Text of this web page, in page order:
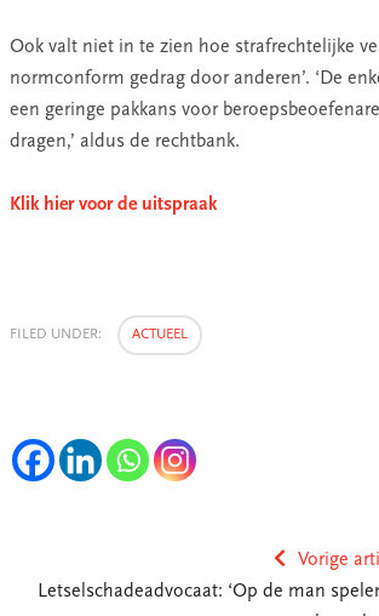
Ook valt niet in te zien hoe strafrechtelijke
normconform gedrag door anderen’. ‘De
een geringe pakkans voor
dragen,’ aldus de rechtbank.
Klik hier voor de uitspraak
FILED UNDER: ACTUEEL
Vorige
Letselschadeadvocaat: ‘Op de man